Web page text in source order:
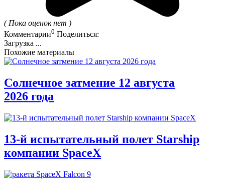
( Пока оценок нет )
Комментарии0 Поделиться:
Загрузка ...
Похожие материалы
Солнечное затмение 12 августа
2026 года
13-й испытательный полет Starship
компании SpaceX